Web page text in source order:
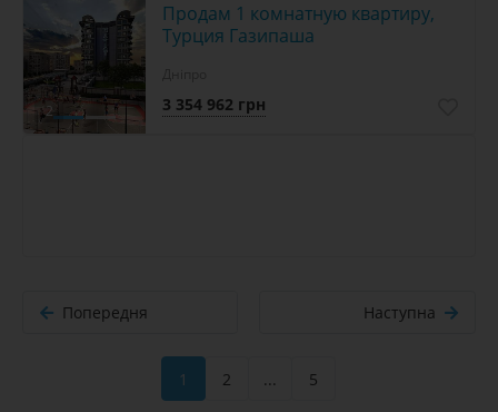
2
Продам 1 комнатную квартиру,
Турция Газипаша
3 354 962 грн
Попередня Наступна
1 2 ... 5